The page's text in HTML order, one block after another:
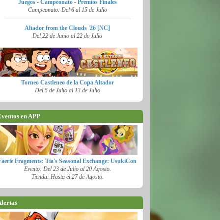
Juegos- Campeonato- Premios Finales
Campeonato: Del 6 al 15 de Julio
Altador from the Clouds '26 [NC]
Del 22 de Junio al 22 de Julio
Torneo Castleneo de la Copa Altador
Del 5 de Julio al 13 de Julio
en APP
Fragments: Tia's Seasonal Exchange: UsukiCon
Evento: Del 23 de Julio al 20 Agosto.
Tienda: Hasta el 27 de Agosto.